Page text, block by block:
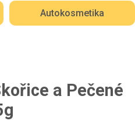
Autokosmetika
a Pečené